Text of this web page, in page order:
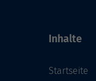
Inhalte
Startseite